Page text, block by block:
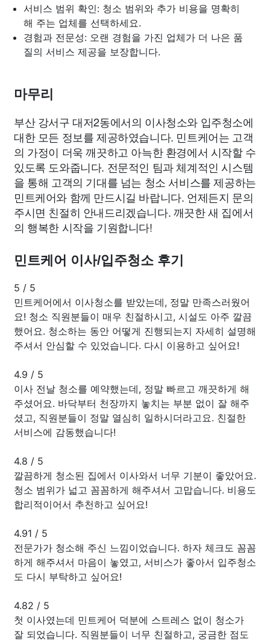
서비스 범위 확인: 청소 범위와 추가 비용을 명확히
해 주는 업체를 선택하세요.
경험과 전문성: 오랜 경험을 가진 업체가 더 나은 품
질의 서비스 제공을 보장합니다.
마무리
부산 강서구 대저2동에서의 이사청소와 입주청소에
대한 모든 정보를 제공하였습니다. 민트케어는 고객
의 가정이 더욱 깨끗하고 아늑한 환경에서 시작할 수
있도록 도와줍니다. 전문적인 팀과 체계적인 시스템
을 통해 고객의 기대를 넘는 청소 서비스를 제공하는
민트케어와 함께 만드시길 바랍니다. 언제든지 문의
주시면 친절히 안내드리겠습니다. 깨끗한 새 집에서
의 행복한 시작을 기원합니다!
민트케어 이사/입주청소 후기
5 / 5
민트케어에서 이사청소를 받았는데, 정말 만족스러웠어
요! 청소 직원분들이 매우 친절하시고, 시설도 아주 깔끔
했어요. 청소하는 동안 어떻게 진행되는지 자세히 설명해
주셔서 안심할 수 있었습니다. 다시 이용하고 싶어요!
4.9 / 5
이사 전날 청소를 예약했는데, 정말 빠르고 깨끗하게 해
주셨어요. 바닥부터 천장까지 놓치는 부분 없이 잘 해주
셨고, 직원분들이 정말 열심히 일하시더라고요. 친절한
서비스에 감동했습니다!
4.8 / 5
깔끔하게 청소된 집에서 이사와서 너무 기분이 좋았어요.
청소 범위가 넓고 꼼꼼하게 해주셔서 고맙습니다. 비용도
합리적이어서 추천하고 싶어요!
4.91 / 5
전문가가 청소해 주신 느낌이었습니다. 하자 체크도 꼼꼼
하게 해주셔서 마음이 놓였고, 서비스가 좋아서 입주청소
도 다시 부탁하고 싶어요!
4.82 / 5
첫 이사였는데 민트케어 덕분에 스트레스 없이 청소가
잘 되었습니다. 직원분들이 너무 친절하고, 궁금한 점도